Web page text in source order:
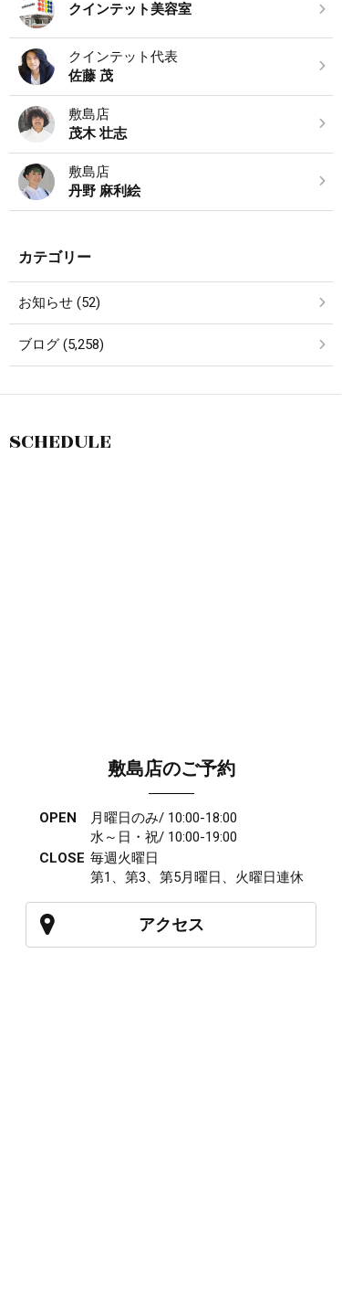
クインテット美容室
クインテット代表
佐藤 茂
敷島店
茂木 壮志
敷島店
丹野 麻利絵
カテゴリー
お知らせ (52)
ブログ (5,258)
SCHEDULE
敷島店のご予約
OPEN
月曜日のみ/ 10:00-18:00
水～日・祝/ 10:00-19:00
CLOSE 毎週火曜日
第1、第3、第5月曜日、火曜日連休
アクセス